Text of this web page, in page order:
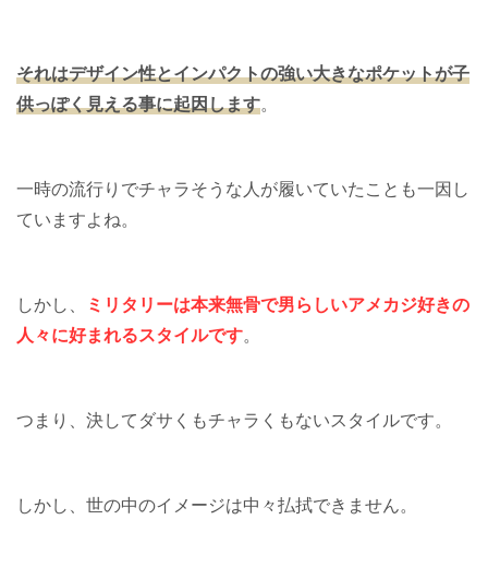
それはデザイン性とインパクトの強い大きなポケットが子
供っぽく見える事に起因します。
一時の流行りでチャラそうな人が履いていたことも一因し
ていますよね。
しかし、
ミリタリーは本来無骨で男らしいアメカジ好きの
人々に好まれるスタイルです。
つまり、決してダサくもチャラくもないスタイルです。
しかし、世の中のイメージは中々払拭できません。